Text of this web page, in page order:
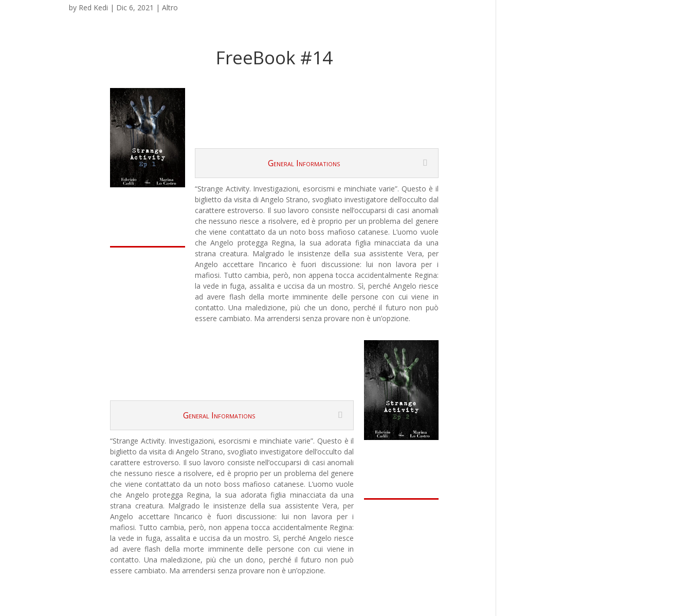
by Red Kedi | Dic 6, 2021 |Altro
FreeBook #14
General Informations
“Strange Activity. Investigazioni, esorcismi e minchiate varie”. Questo è il
biglietto da visita di Angelo Strano, svogliato investigatore dell’occulto dal
carattere estroverso. Il suo lavoro consiste nell’occuparsi di casi anomali
che nessuno riesce a risolvere, ed è proprio per un problema del genere
che viene contattato da un noto boss mafioso catanese. L’uomo vuole
che Angelo protegga Regina, la sua adorata figlia minacciata da una
strana creatura. Malgrado le insistenze della sua assistente Vera, per
Angelo accettare l’incarico è fuori discussione: lui non lavora per i
mafiosi. Tutto cambia, però, non appena tocca accidentalmente Regina:
la vede in fuga, assalita e uccisa da un mostro. Sì, perché Angelo riesce
ad avere flash della morte imminente delle persone con cui viene in
contatto. Una maledizione, più che un dono, perché il futuro non può
essere cambiato. Ma arrendersi senza provare non è un’opzione.
General Informations
“Strange Activity. Investigazioni, esorcismi e minchiate varie”. Questo è il
biglietto da visita di Angelo Strano, svogliato investigatore dell’occulto dal
carattere estroverso. Il suo lavoro consiste nell’occuparsi di casi anomali
che nessuno riesce a risolvere, ed è proprio per un problema del genere
che viene contattato da un noto boss mafioso catanese. L’uomo vuole
che Angelo protegga Regina, la sua adorata figlia minacciata da una
strana creatura. Malgrado le insistenze della sua assistente Vera, per
Angelo accettare l’incarico è fuori discussione: lui non lavora per i
mafiosi. Tutto cambia, però, non appena tocca accidentalmente Regina:
la vede in fuga, assalita e uccisa da un mostro. Sì, perché Angelo riesce
ad avere flash della morte imminente delle persone con cui viene in
contatto. Una maledizione, più che un dono, perché il futuro non può
essere cambiato. Ma arrendersi senza provare non è un’opzione.